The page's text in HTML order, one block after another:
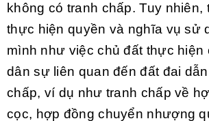
không có tranh chấp. Tuy nhiên,
thực hiện quyền và nghĩa vụ sử
mình như việc chủ đất thực hiện
dân sự liên quan đến đất đai
chấp, ví dụ như tranh chấp về
cọc, hợp đồng chuyển nhượng